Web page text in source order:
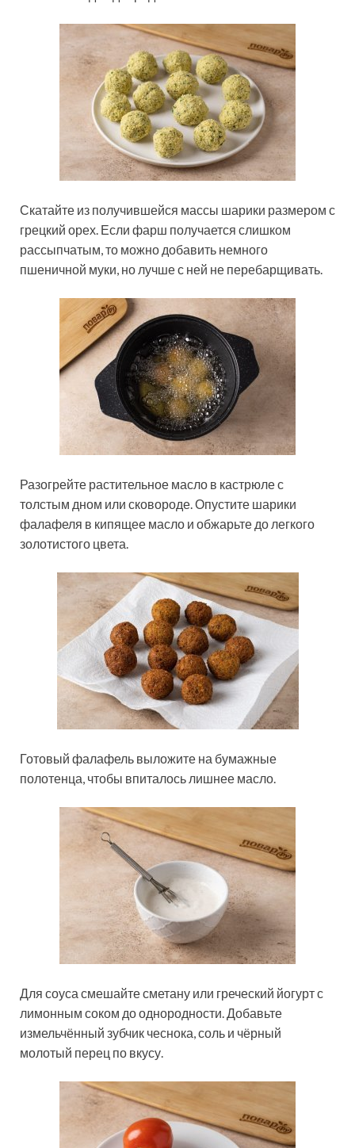
Скатайте из получившейся массы шарики размером с
грецкий орех. Если фарш получается слишком
рассыпчатым, то можно добавить немного
пшеничной муки, но лучше с ней не перебарщивать.
Разогрейте растительное масло в кастрюле с
толстым дном или сковороде. Опустите шарики
фалафеля в кипящее масло и обжарьте до легкого
золотистого цвета.
Готовый фалафель выложите на бумажные
полотенца, чтобы впиталось лишнее масло.
Для соуса смешайте сметану или греческий йогурт с
лимонным соком до однородности. Добавьте
измельчённый зубчик чеснока, соль и чёрный
молотый перец по вкусу.